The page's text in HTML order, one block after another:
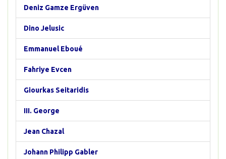
Deniz Gamze Ergüven
Dino Jelusic
Emmanuel Eboué
Fahriye Evcen
Giourkas Seitaridis
III. George
Jean Chazal
Johann Philipp Gabler